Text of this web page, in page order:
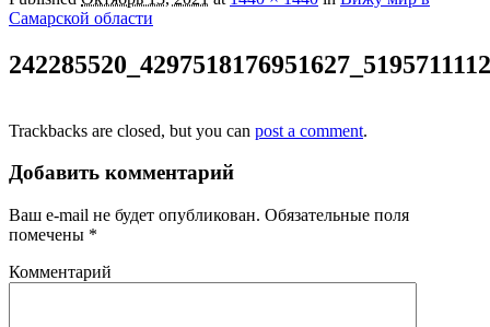
Самарской области
Trackbacks are closed, but you can post a comment.
Добавить комментарий
Ваш e-mail не будет опубликован. Обязательные поля
помечены *
Комментарий